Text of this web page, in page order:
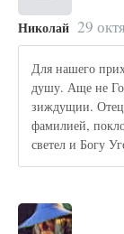
Николай 29
Для нашего
душу. Аще не
зиждущии. Отец
фамилией,
светел и Богу